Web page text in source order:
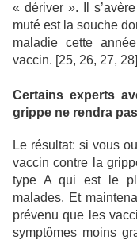
« dériver ». Il
muté est la souche
maladie cette
vaccin. [25, 26, 27, 28]
Certains experts
grippe ne rendra
Le résultat: si vous
vaccin contre la
type A qui est le
malades. Et
prévenu que les
symptômes moins